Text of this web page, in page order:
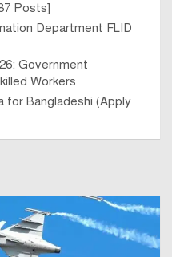
Posts]
Department FLID
Government
Workers
for Bangladeshi (Apply